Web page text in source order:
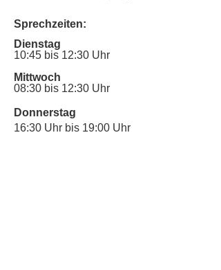
Sprechzeiten:
Dienstag
10:45 bis 12:30 Uhr
Mittwoch
08:30 bis 12:30 Uhr
Donnerstag
16:30 Uhr bis 19:00 Uhr